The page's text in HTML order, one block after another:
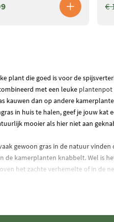
€
plant die goed is voor de
met een leuke plantenpot
kauwen dan op andere
in huis te halen, geef je jouw kat
mooier als hier niet aan
gewoon gras in de natuur
kamerplanten knabbelt. Wel is
het zachte verhemelte of in de
zijn. Dit zou evengoed kunnen
is goed om hier rekening mee te